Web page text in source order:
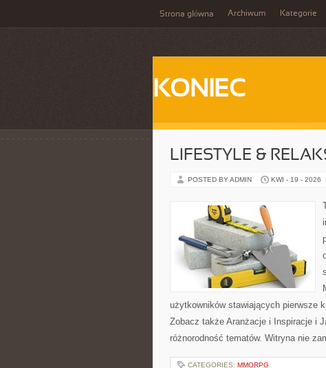
Strona główna Archiwum Kategorie
KONIEC
LIFESTYLE &
POSTED BY ADMIN KWI - 19 - 2026
użytkowników stawiających pierwsze
Zobacz także Aranżacje i Inspiracje i
różnorodność tematów. Witryna nie
CATEGORIES: MMORPG